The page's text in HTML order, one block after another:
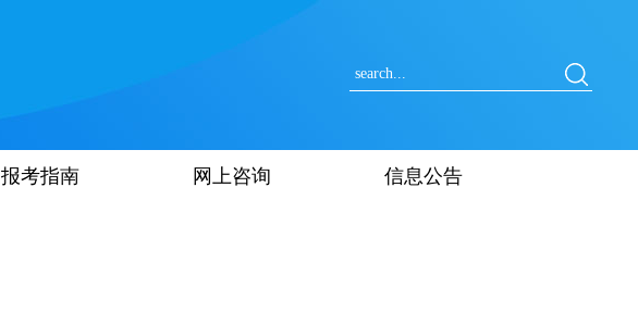
报考指南 网上咨询 信息公告